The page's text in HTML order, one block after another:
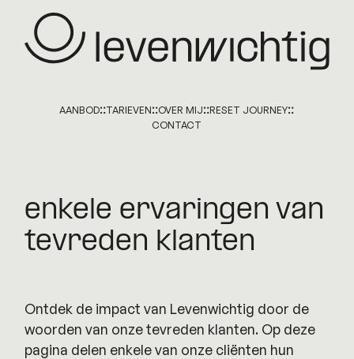
AANBOD TARIEVEN OVER MIJ
RESET JOURNEY
CONTACT
enkele ervaringen van
tevreden klanten
Ontdek de impact van Levenwichtig door de
woorden van onze tevreden klanten. Op deze
pagina delen enkele van onze cliënten hun